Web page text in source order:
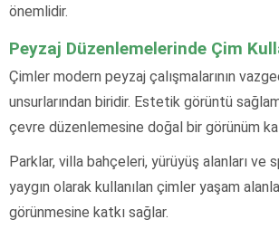
önemlidir.
Peyzaj Düzenlemelerinde Çim
Çimler modern peyzaj çalışmalarının
unsurlarından biridir. Estetik görüntü
çevre düzenlemesine doğal bir görünüm
Parklar, villa bahçeleri, yürüyüş alanları ve
yaygın olarak kullanılan çimler yaşam
görünmesine katkı sağlar.